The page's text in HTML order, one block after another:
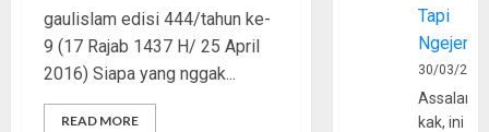
gaulislam edisi 444/tahun ke-
9 (17 Rajab 1437 H/ 25 April
2016) Siapa yang nggak...
READ MORE
Tapi
30/03/
kak, ini